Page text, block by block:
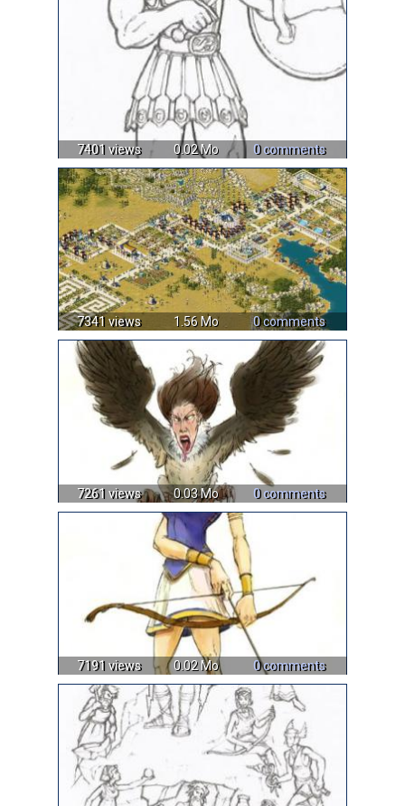
7401 views 0.02 Mo 0 comments
7341 views 1.56 Mo 0 comments
7261 views 0.03 Mo 0 comments
7191 views 0.02 Mo 0 comments